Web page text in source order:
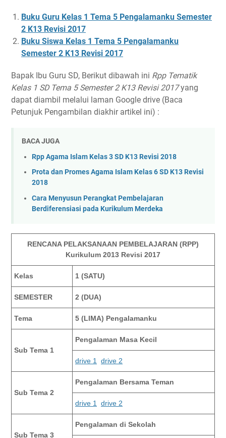
Buku Guru Kelas 1 Tema 5 Pengalamanku Semester
2 K13 Revisi 2017
Buku Siswa Kelas 1 Tema 5 Pengalamanku
Semester 2 K13 Revisi 2017
Bapak Ibu Guru SD, Berikut dibawah ini Rpp Tematik
Kelas 1 SD Tema 5 Semester 2 K13 Revisi 2017yang
dapat diambil melalui laman Google drive (Baca
Petunjuk Pengambilan diakhir artikel ini) :
BACA JUGA
Rpp Agama Islam Kelas 3 SD K13 Revisi 2018
Prota dan Promes Agama Islam Kelas 6 SD K13 Revisi
2018
Cara Menyusun Perangkat Pembelajaran
Berdiferensiasi pada Kurikulum Merdeka
RENCANA PELAKSANAAN PEMBELAJARAN (RPP)
Kurikulum 2013 Revisi 2017
Kelas 1 (SATU)
SEMESTER 2 (DUA)
Tema 5 (LIMA) Pengalamanku
Sub Tema 1
Pengalaman Masa Kecil
drive 1 drive 2
Sub Tema 2
Pengalaman Bersama Teman
drive 1 drive 2
Sub Tema 3
Pengalaman di Sekolah